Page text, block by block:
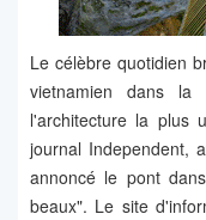
Le célèbre quotidien
vietnamien dans
l'architecture la plus
journal Independent,
annoncé le pont
beaux". Le site